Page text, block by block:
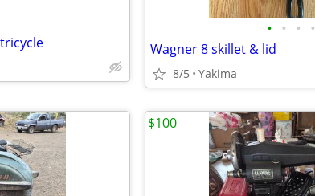
• • • •
Wagner 8 skillet & lid
8/5 Yakima
$100